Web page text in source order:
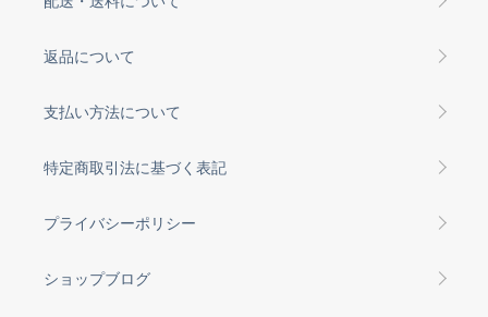
返品について
支払い方法について
特定商取引法に基づく表記
プライバシーポリシー
ショップブログ